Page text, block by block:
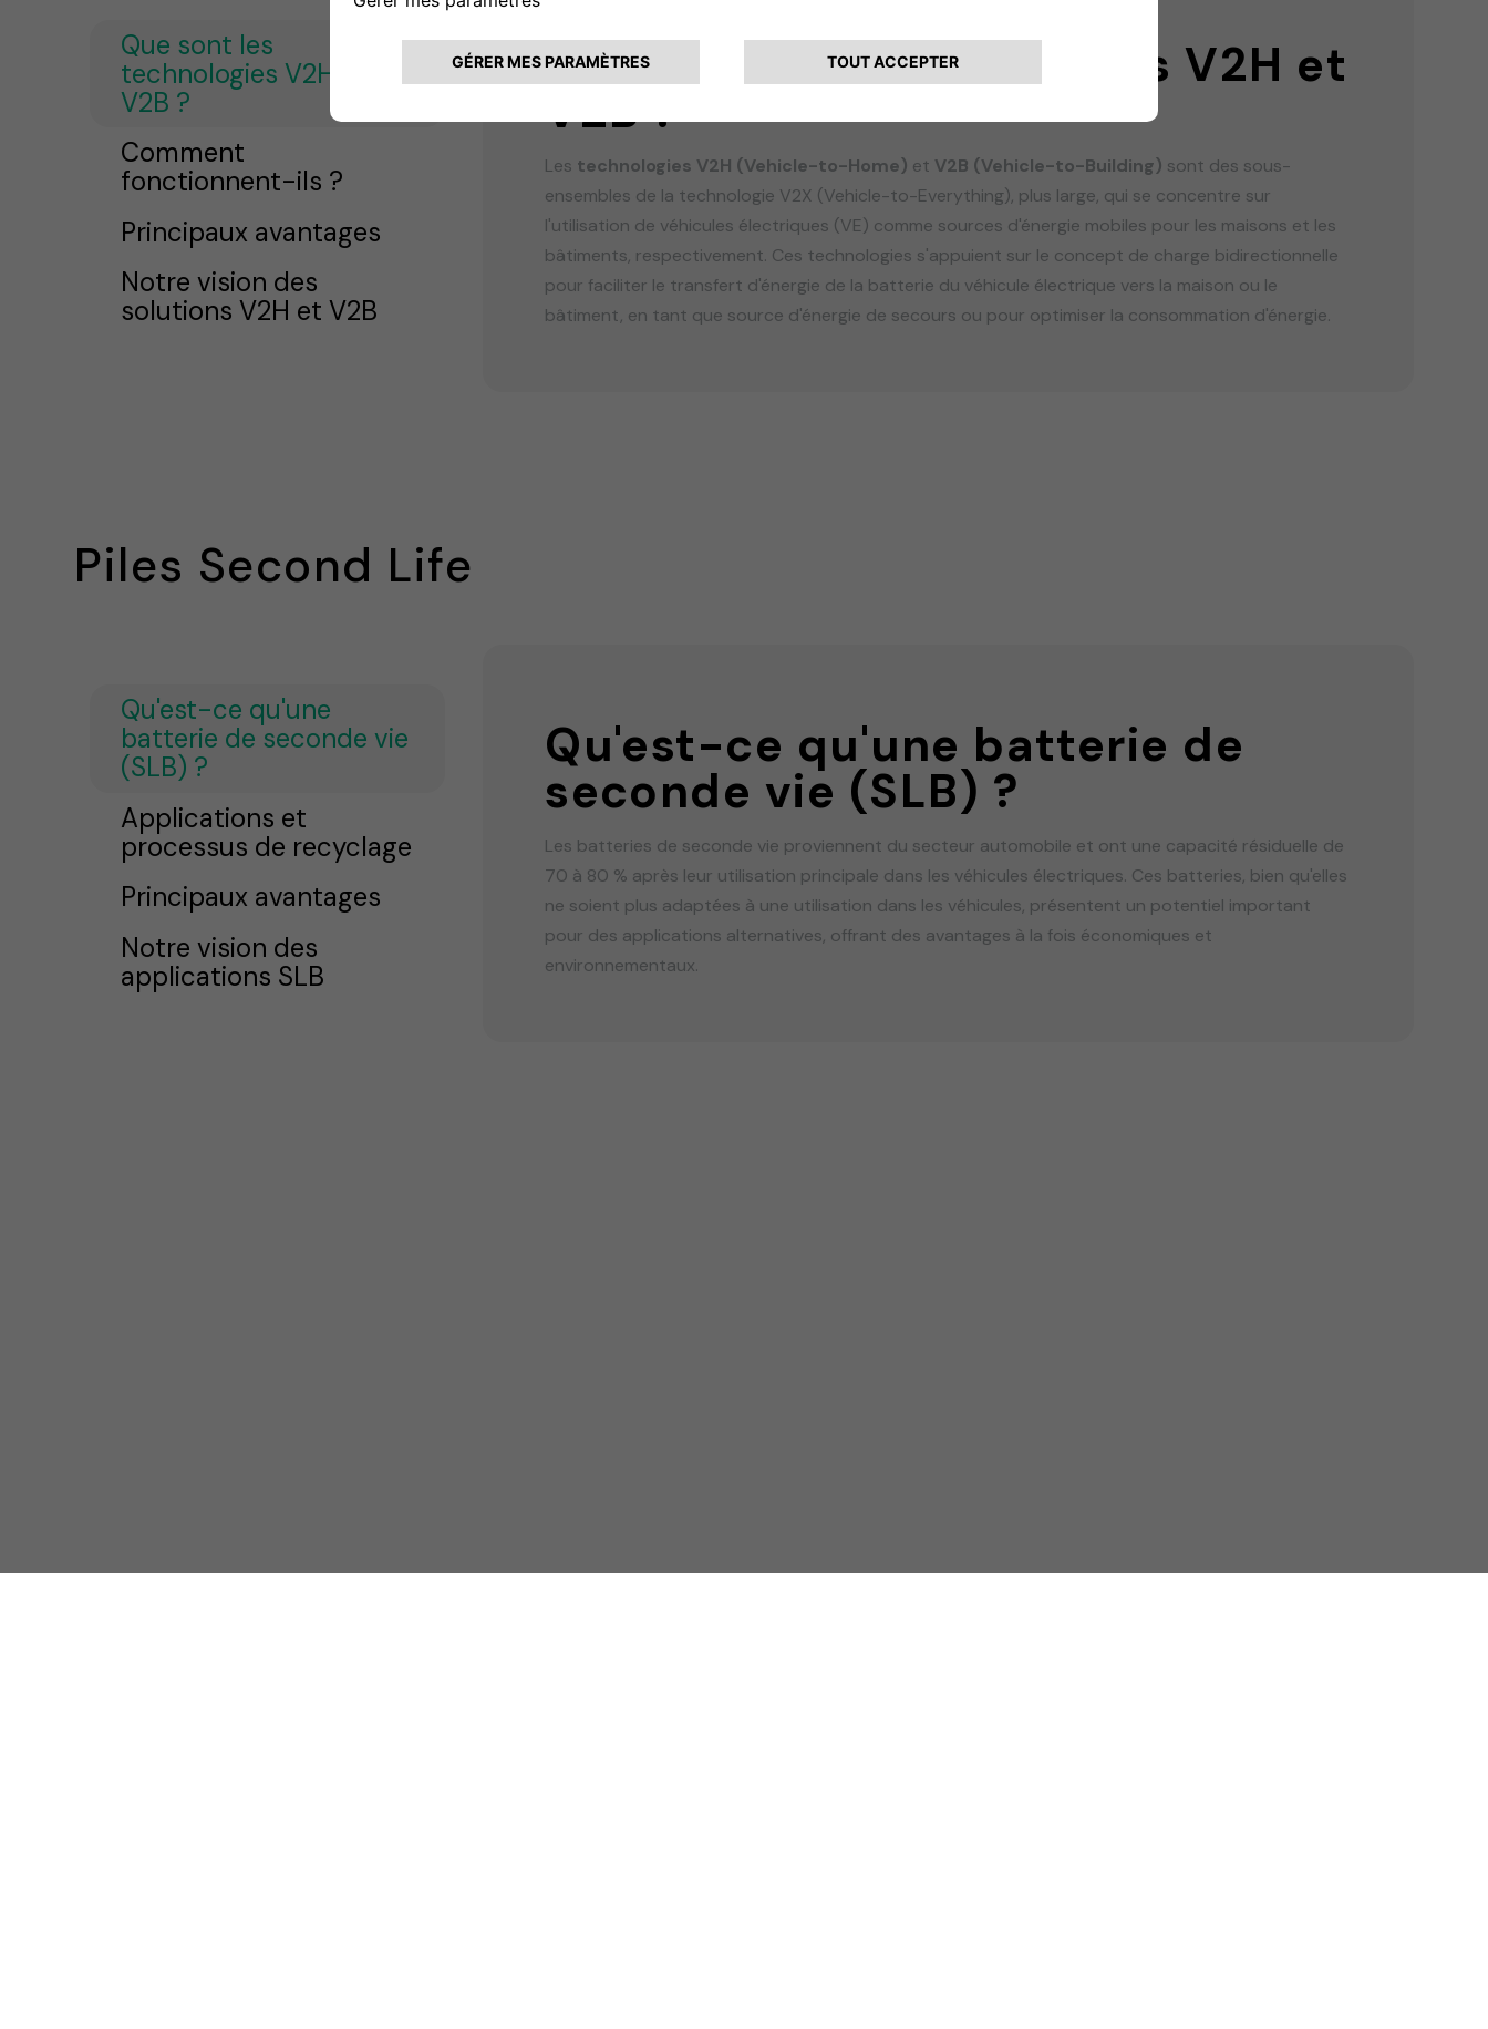
Que sont les
technologies V2H et
V2B ?
Comment
fonctionnent-ils ?
Principaux avantages
Notre vision des
solutions V2H et V2B
Que sont les technologies V2H et
V2B ?
Les technologies V2H (Vehicle-to-Home) et V2B (Vehicle-to-Building) sont des sous-
ensembles de la technologie V2X (Vehicle-to-Everything), plus large, qui se concentre sur
l'utilisation de véhicules électriques (VE) comme sources d'énergie mobiles pour les maisons et les
bâtiments, respectivement. Ces technologies s'appuient sur le concept de charge bidirectionnelle
pour faciliter le transfert d'énergie de la batterie du véhicule électrique vers la maison ou le
bâtiment, en tant que source d'énergie de secours ou pour optimiser la consommation d'énergie.
Piles Second Life
Qu'est-ce qu'une
batterie de seconde vie
(SLB) ?
Applications et
processus de recyclage
Principaux avantages
Notre vision des
applications SLB
Qu'est-ce qu'une batterie de
seconde vie (SLB) ?
Les batteries de seconde vie proviennent du secteur automobile et ont une capacité résiduelle de
70 à 80 % après leur utilisation principale dans les véhicules électriques. Ces batteries, bien qu'elles
ne soient plus adaptées à une utilisation dans les véhicules, présentent un potentiel important
pour des applications alternatives, offrant des avantages à la fois économiques et
environnementaux.